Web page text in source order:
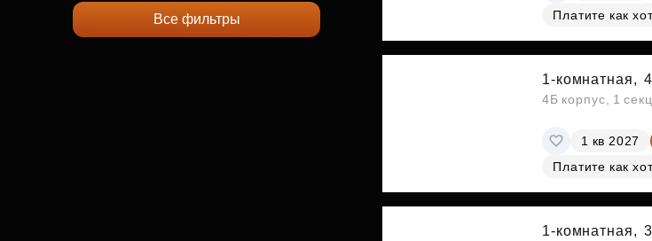
Все фильтры
Платите как
1-комнатная,
4Б корпус, 1
1 кв 2027
Платите как
1-комнатная,